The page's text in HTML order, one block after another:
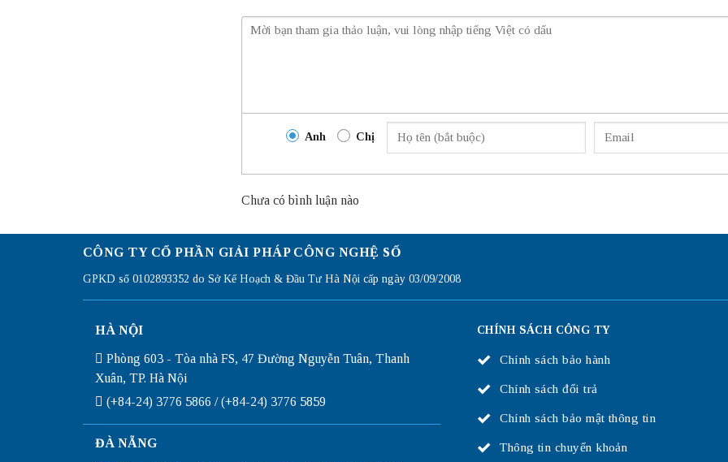
Anh Chị
Chưa có bình luận nào
CÔNG TY CỔ PHẦN GIẢI PHÁP CÔNG NGHỆ SỐ
GPKD số 0102893352 do Sở Kế Hoạch & Đầu Tư Hà Nội cấp ngày 03/09/2008
HÀ NỘI
Phòng 603 - Tòa nhà FS, 47 Đường Nguyễn Tuân, Thanh
Xuân, TP. Hà Nội
(+84-24) 3776 5866 / (+84-24) 3776 5859
ĐÀ NẴNG
CHÍNH SÁCH CÔNG TY
Chính sách bảo hành
Chính sách đổi trả
Chính sách bảo mật thông tin
Thông tin chuyển khoản